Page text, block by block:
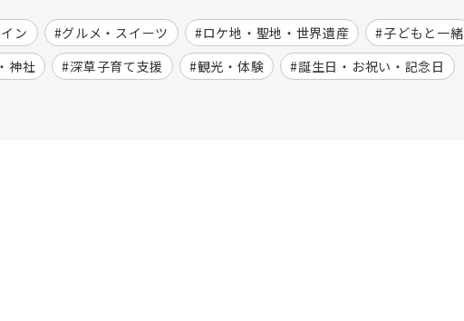
ン グルメ・スイーツ ロケ地・聖地・世界遺産 子どもと一緒
神社
深草子育て支援 観光・体験 誕生日・お祝い・記念日